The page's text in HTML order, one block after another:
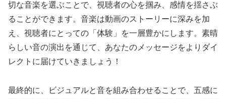
切な音楽を選ぶことで、視聴者の心を掴み、感情を揺さぶ
ることができます。音楽は動画のストーリーに深みを加
え、視聴者にとっての「体験」を一層豊かにします。素晴
らしい音の演出を通じて、あなたのメッセージをよりダイ
レクトに届けていきましょう！
最終的に、ビジュアルと音を組み合わせることで、五感に